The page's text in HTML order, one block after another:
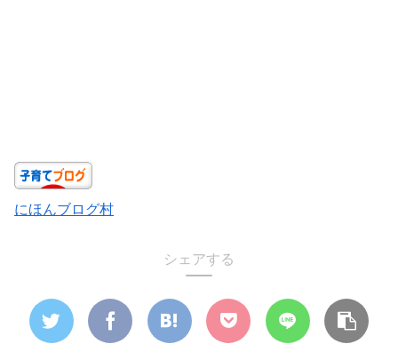
にほんブログ村
シェアする